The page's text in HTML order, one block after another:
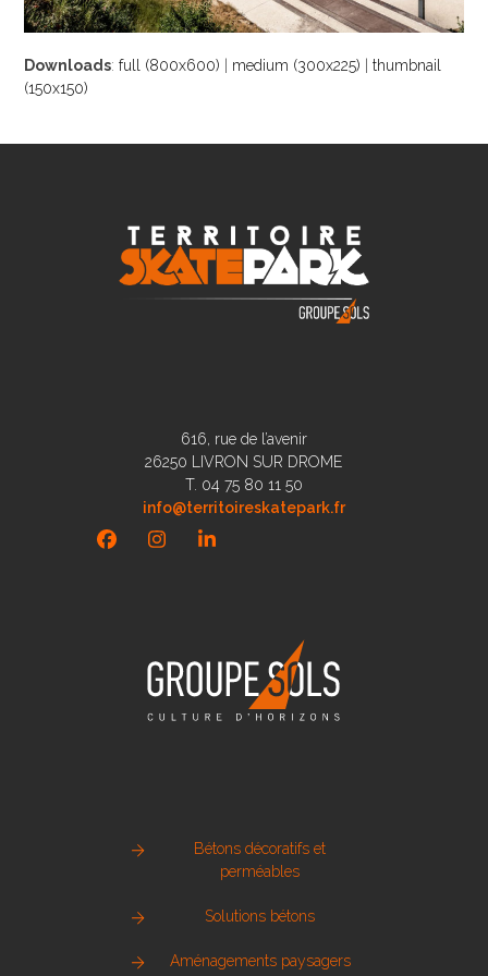
Downloads:full (800x600) medium (300x225) |thumbnail
(150x150)
616, rue de l’avenir
26250 LIVRON SUR DROME
T. 04 75 80 11 50
info@territoireskatepark.fr
FacebookInstagramLinkedIn
Bétons décoratifs et
perméables
Solutions bétons
Aménagements paysagers